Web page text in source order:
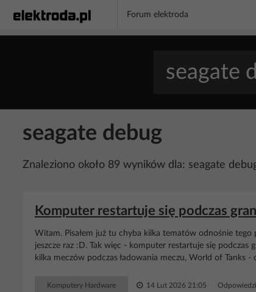
Forum elektroda
seagate debug
Znaleziono około 89 wyników dla: seagate
Komputer restartuje się podczas
Witam. Pisałem już tu chyba kilka tematów odnośnie
jeszcze raz :D. Tak więc - komputer restartuje się
kilka meczów podczas ładowania meczu, World of Tanks
Komputery Hardware 14 Lut 2026 21:05